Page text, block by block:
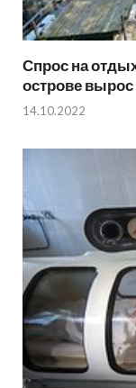
Спрос на
острове вырос
14.10.2022